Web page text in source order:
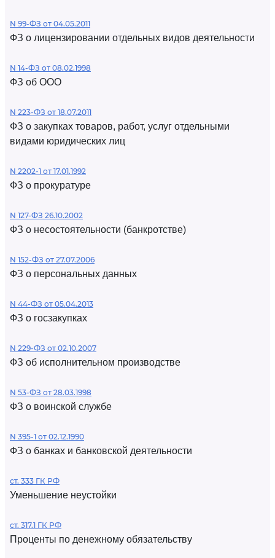
N 99-ФЗ от 04.05.2011
ФЗ о лицензировании отдельных видов деятельности
N 14-ФЗ от 08.02.1998
ФЗ об ООО
N 223-ФЗ от 18.07.2011
ФЗ о закупках товаров, работ, услуг отдельными
видами юридических лиц
N 2202-1 от 17.01.1992
ФЗ о прокуратуре
N 127-ФЗ 26.10.2002
ФЗ о несостоятельности (банкротстве)
N 152-ФЗ от 27.07.2006
ФЗ о персональных данных
N 44-ФЗ от 05.04.2013
ФЗ о госзакупках
N 229-ФЗ от 02.10.2007
ФЗ об исполнительном производстве
N 53-ФЗ от 28.03.1998
ФЗ о воинской службе
N 395-1 от 02.12.1990
ФЗ о банках и банковской деятельности
ст. 333 ГК РФ
Уменьшение неустойки
ст. 317.1 ГК РФ
Проценты по денежному обязательству